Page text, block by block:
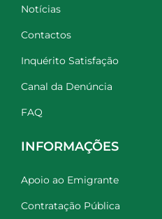
Notícias
Contactos
Inquérito Satisfação
Canal da Denúncia
FAQ
INFORMAÇÕES
Apoio ao Emigrante
Contratação Pública